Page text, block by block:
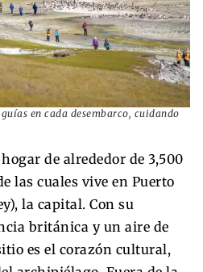
en cada desembarco, cuidando
de alrededor de 3,500
las cuales vive en Puerto
la capital. Con su
británica y un aire de
es el corazón cultural,